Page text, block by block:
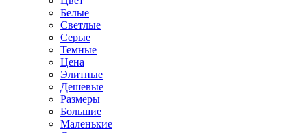
Белые
Светлые
Серые
Темные
Цена
Элитные
Дешевые
Размеры
Большие
Маленькие